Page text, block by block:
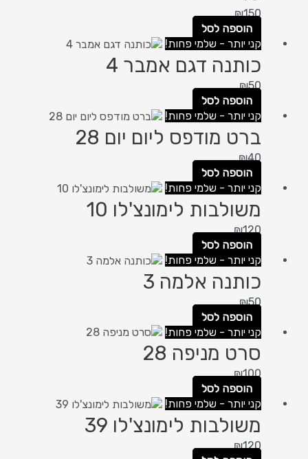
₪150
הוספה לסל
קני יותר - שלמי פחות!
כותנה דגם אמבר 4
₪50
הוספה לסל
קני יותר - שלמי פחות!
ברט מודפס ליום יום 28
₪40
הוספה לסל
קני יותר - שלמי פחות!
משולבות לימונצ'לו 10
₪120
הוספה לסל
קני יותר - שלמי פחות!
כותנה אלמה 3
₪50
הוספה לסל
קני יותר - שלמי פחות!
סרט מניפה 28
₪100
הוספה לסל
קני יותר - שלמי פחות!
משולבות לימונצ'לו 39
₪120